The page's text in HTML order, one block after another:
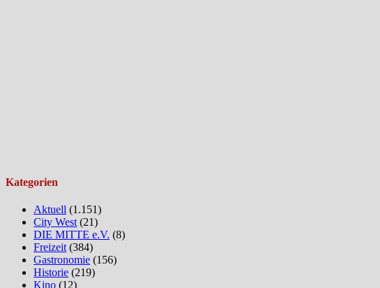
Kategorien
Aktuell (1.151)
City West(21)
DIE MITTE e.V. (8)
Freizeit(384)
Gastronomie (156)
Historie (219)
Kino (12)